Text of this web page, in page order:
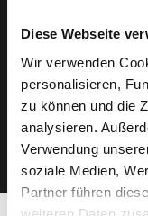
Diese Webseite
Wir verwenden
personalisieren,
zu können und die
analysieren.
Verwendung
soziale Medien,
Partner führen
Hinweis: Sie können
an info@hegerich-
* Pflichtfelder